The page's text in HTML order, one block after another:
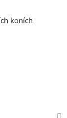
koních